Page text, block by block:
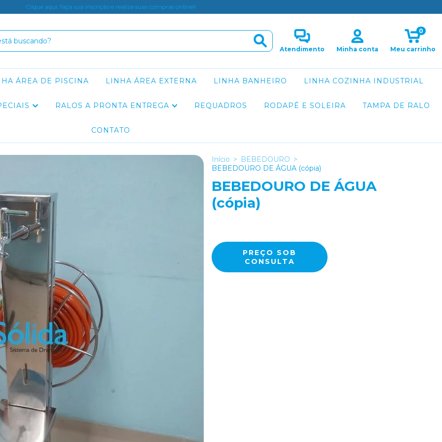
Clique aqui, faça sua inscrição e realize suas compras online!!
Atendimento Minha conta Meu carrinho
0
ÁREA DE PISCINA LINHA ÁREA EXTERNA LINHA BANHEIRO LINHA COZINHA INDUSTRIAL
RALOS A PRONTA ENTREGA REQUADROS RODAPÉ E SOLEIRA TAMPA DE RALO
CONTATO
Início > BEBEDOURO >
BEBEDOURO DE ÁGUA (cópia)
BEBEDOURO DE ÁGUA
(cópia)